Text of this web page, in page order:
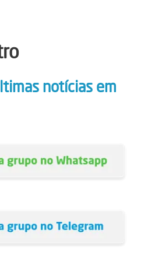
notícias em